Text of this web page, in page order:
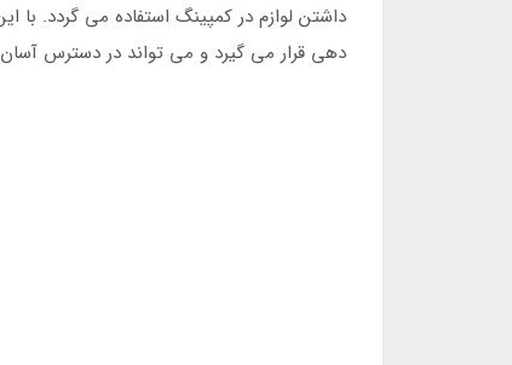
داشتن لوازم در کمپینگ استفاده می
دهی قرار می گیرد و می تواند در دسترس آسان